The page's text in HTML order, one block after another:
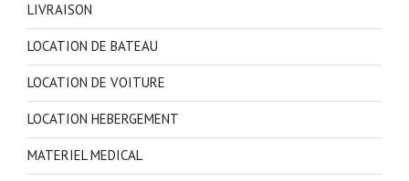
LIVRAISON
LOCATION DE BATEAU
LOCATION DE VOITURE
LOCATION HEBERGEMENT
MATERIEL MEDICAL